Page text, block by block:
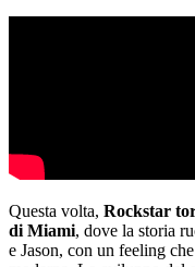
Questa volta, Rockstar
di Miami, dove la storia
e Jason, con un feeling